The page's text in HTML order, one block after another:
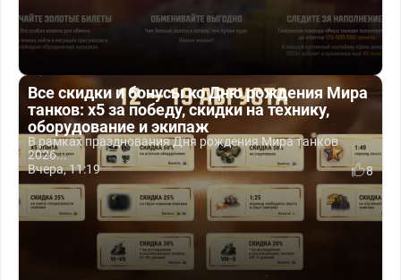
Все скидки и бонусы ко Дню рождения Мира
танков: x5 за победу, скидки на технику,
оборудование и экипаж
В рамках празднования Дня рождения Мира танков
2026...
Вчера, 11:19
8